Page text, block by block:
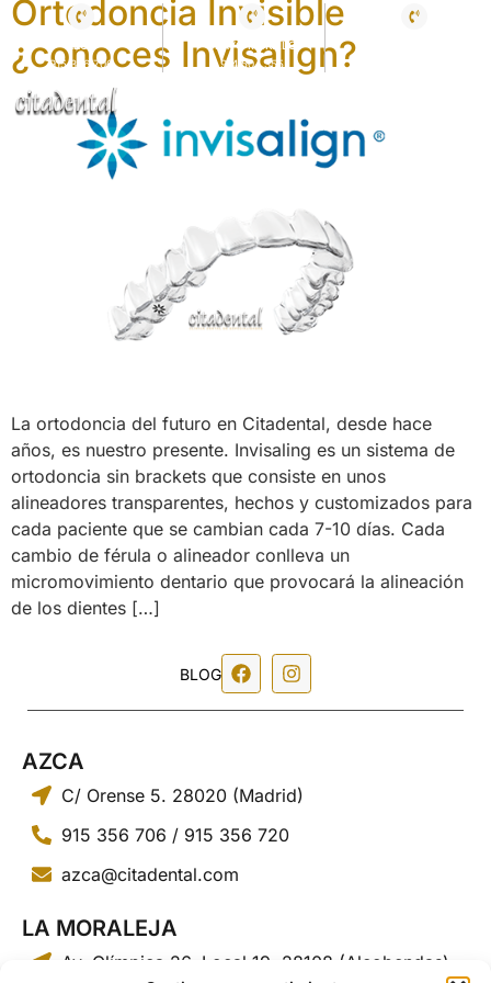
AZCA
915 356 706
BRAVO MURILLO
914 504 355
Ortodoncia Invisible
¿conoces Invisalign?
La ortodoncia del futuro en Citadental, desde hace
años, es nuestro presente. Invisaling es un sistema de
ortodoncia sin brackets que consiste en unos
alineadores transparentes, hechos y customizados para
cada paciente que se cambian cada 7-10 días. Cada
cambio de férula o alineador conlleva un
micromovimiento dentario que provocará la alineación
de los dientes […]
BLOG
AZCA
C/ Orense 5. 28020 (Madrid)
915 356 706 / 915 356 720
azca@citadental.com
LA MORALEJA
Av. Olímpica 26, Local 19. 28108 (Alcobendas)